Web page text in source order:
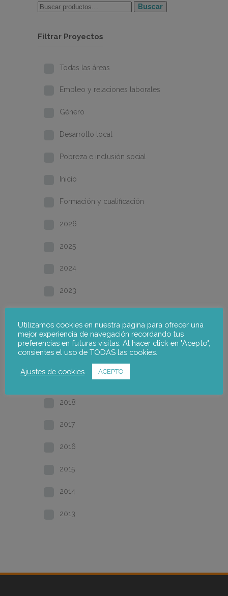
Buscar
Filtrar Proyectos
Todas las áreas
Empleo y relaciones laborales
Género
Desarrollo local
Pobreza e inclusión social
Inicio
Formación y cualificación
2026
2025
2024
2023
2021
2020
2018
2017
2016
2015
2014
2013
Utilizamos cookies en nuestra página para ofrecer una
mejor experiencia de navegación recordando tus
preferencias en futuras visitas. Al hacer click en "Acepto",
consientes el uso de TODAS las cookies.
Ajustes de cookies ACEPTO